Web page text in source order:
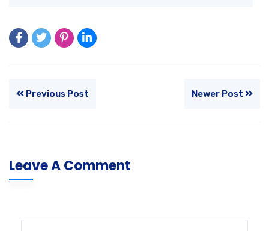
Previous Post Newer Post
Leave A Comment